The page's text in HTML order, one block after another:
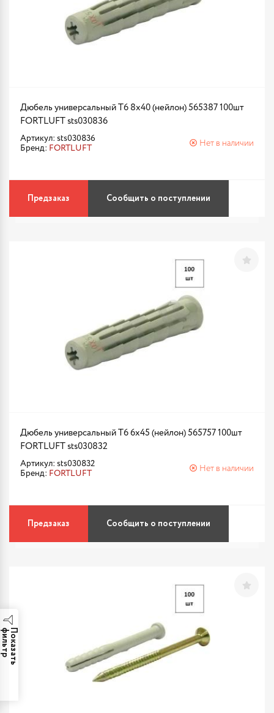
П
о
к
а
з
а
т
ь
ф
и
л
ь
т
Дюбель универсальный Т6 8х40 (нейлон) 565387 100шт
FORTLUFT sts030836
Артикул: sts030836
Бренд: FORTLUFT
Нет в наличии
Предзаказ Сообщить о поступлении
Дюбель универсальный Т6 6х45 (нейлон) 565757 100шт
FORTLUFT sts030832
Артикул: sts030832
Бренд: FORTLUFT
Нет в наличии
Предзаказ Сообщить о поступлении